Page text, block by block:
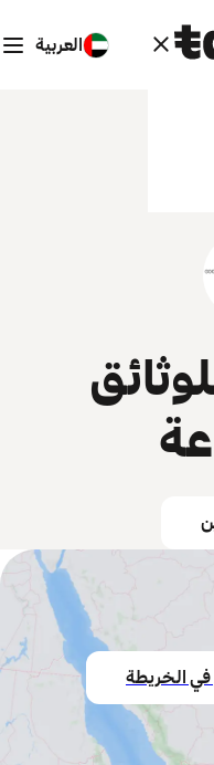
العربية
في الخريطة